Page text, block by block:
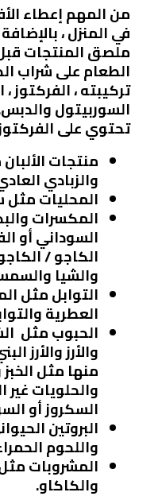
من المهم إعطاء
في المنزل ،
ملصق المنتجات
الطعام على شراب
تركيبته ، الفركتوز
السوربيتول
تحتوي على
منتجات
والزبادي
المحلياتمثل
المكسرات
السوداني أو
الكاجو /
والشيا
التوابل مثل
العطرية
الحبوب مثل
والأرز والأرز
منها مثل
والحلويات غير
السكروز أو
البروتين
واللحوم
المشروبات
والكاكاو.